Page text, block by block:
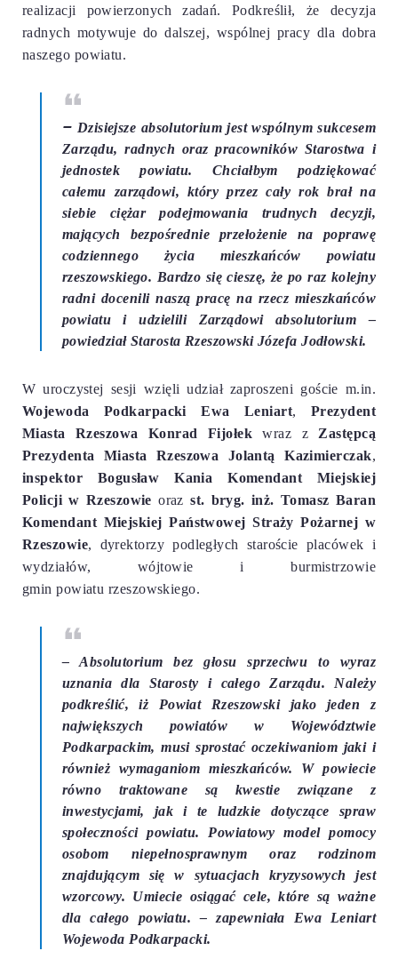
realizacji powierzonych zadań. Podkreślił, że decyzja
radnych motywuje do dalszej, wspólnej pracy dla dobra
naszego powiatu.
– Dzisiejsze absolutorium jest wspólnym sukcesem
Zarządu, radnych oraz pracowników Starostwa i
jednostek powiatu. Chciałbym podziękować
całemu zarządowi, który przez cały rok brał na
siebie ciężar podejmowania trudnych decyzji,
mających bezpośrednie przełożenie na poprawę
codziennego życia mieszkańców powiatu
rzeszowskiego. Bardzo się cieszę, że po raz kolejny
radni docenili naszą pracę na rzecz mieszkańców
powiatu i udzielili Zarządowi absolutorium–
powiedział Starosta Rzeszowski Józefa Jodłowski.
W uroczystej sesji wzięli udział zaproszeni goście m.in.
Wojewoda Podkarpacki Ewa Leniart, Prezydent
Miasta Rzeszowa Konrad Fijołek wraz z Zastępcą
Prezydenta Miasta Rzeszowa Jolantą Kazimierczak,
inspektor Bogusław Kania Komendant Miejskiej
Policji w Rzeszowie orazst. bryg. inż. Tomasz Baran
Komendant Miejskiej Państwowej Straży Pożarnej w
Rzeszowie, dyrektorzy podległych staroście placówek i
wydziałów, wójtowie i burmistrzowie
gmin powiatu rzeszowskiego.
– Absolutorium bez głosu sprzeciwu to wyraz
uznania dla Starosty i całego Zarządu. Należy
podkreślić, iż Powiat Rzeszowski jako jeden z
największych powiatów w Województwie
Podkarpackim, musi sprostać oczekiwaniom jaki i
również wymaganiom mieszkańców. W powiecie
równo traktowane są kwestie związane z
inwestycjami, jak i te ludzkie dotyczące spraw
społeczności powiatu. Powiatowy model pomocy
osobom niepełnosprawnym oraz rodzinom
znajdującym się w sytuacjach kryzysowych jest
wzorcowy. Umiecie osiągać cele, które są ważne
dla całego powiatu. – zapewniała Ewa Leniart
Wojewoda Podkarpacki.